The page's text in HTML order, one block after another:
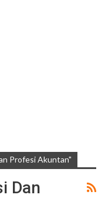
Profesi Akuntan"
Dan